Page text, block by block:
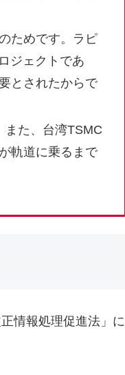
ためです。ラピ
ジェクトであ
とされたからで
また、台湾TSMC
軌道に乗るまで
情報処理促進法」に